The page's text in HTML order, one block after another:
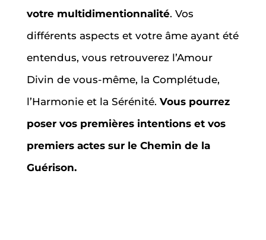
votre multidimentionnalité. Vos
différents aspects et votre âme ayant été
entendus, vous retrouverez l’Amour
Divin de vous-même, la Complétude,
l’Harmonie et la Sérénité. Vous pourrez
poser vos premières intentions et vos
premiers actes sur le Chemin de la
Guérison.